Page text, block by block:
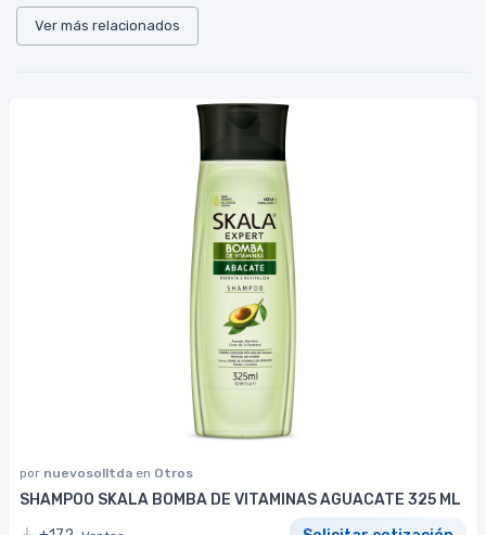
Ver más relacionados
por nuevosolltda en Otros
SHAMPOO SKALA BOMBA DE VITAMINAS AGUACATE 325 ML